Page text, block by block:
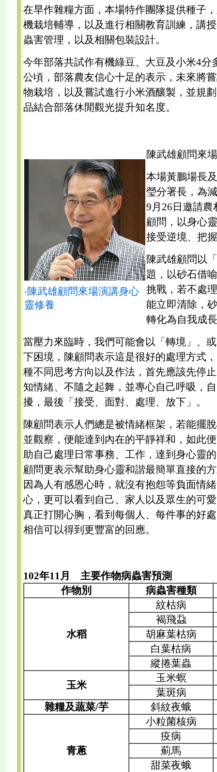
在旱作雜糧方面，本場特作團隊提供種子
機栽培輔導，以及進行相關教育訓練，講
蟲害管理，以及相關包裝設計。
今年部落共試作有機綠豆、大豆及小米4分
公頃，部落農友信心十足的表示，未來將
物栽培，以及嘗試進行小米酒釀製，並規
品結合部落休閒觀光提升知名度。
陳武雄顧問來
‧陳武雄顧問來場演講身心
靈修養
本場黃鵬場長
瑩分署長，為
9月26日邀請
顧問，以身心
接受逆境、把
陳武雄顧問以
題，以砂石借
挑戰，若不處
能立即清除，
轉化為自我成
當壓力來臨時，我們可能會以「轉境」、
下困境，陳顧問表示這是很好的處理方式
種不同思考方向以及作法，首先應該先停
知情緒、不隨之起舞，並專心自己呼吸，
擾，最後「接受、面對、處理、放下」。
陳顧問表示人們總是被情緒框架，若能擺
並觀察，便能達到內在的平靜祥和，如此
助自己處理日常事務、工作，達到身心靈
顧問更表示幫助身心靈和諧最簡單直接的
因為人有感恩心時，就沒有抱怨等負面情
心，更可以看到自己、家人以及眾生的可
真正打開心胸，看到每個人、每件事的好
相信可以得到更豐富的回應。
102年11月 主要作物病蟲害預測
作物別
病蟲害種類
水稻
紋枯病
褐飛蝨
胡麻葉枯病
白葉枯病
縱捲葉蟲
玉米
玉米螟
葉斑病
雜糧及蔬菜/芋
斜紋夜蛾
青蔥
小粒菌核病
疫病
薊馬
甜菜夜蛾